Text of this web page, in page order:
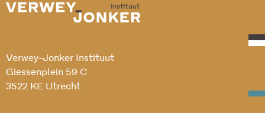
Verwey-Jonker Instituut
Giessenplein 59 C
3522 KE Utrecht